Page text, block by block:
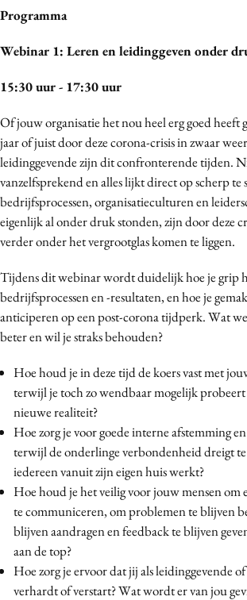
Programma
Webinar 1: Leren en leidinggeven onder
15:30 uur - 17:30 uur
Of jouw organisatie het nou heel erg goed heeft
jaar of juist door deze corona-crisis in zwaar
leidinggevende zijn dit confronterende tijden.
vanzelfsprekend en alles lijkt direct op scherp te
bedrijfsprocessen, organisatieculturen en
eigenlijk al onder druk stonden, zijn door deze
verder onder het vergrootglas komen te liggen.
Tijdens dit webinar wordt duidelijk hoe je grip
bedrijfsprocessen en -resultaten, en hoe je
anticiperen op een post-corona tijdperk. Wat
beter en wil je straks behouden?
Hoe houd je in deze tijd de koers vast met
terwijl je toch zo wendbaar mogelijk probeert
nieuwe realiteit?
Hoe zorg je voor goede interne afstemming
terwijl de onderlinge verbondenheid dreigt
iedereen vanuit zijn eigen huis werkt?
Hoe houd je het veilig voor jouw mensen om
te communiceren, om problemen te blijven
blijven aandragen en feedback te blijven
aan de top?
Hoe zorg je ervoor dat jij als leidinggevende
verhardt of verstart? Wat wordt er van jou